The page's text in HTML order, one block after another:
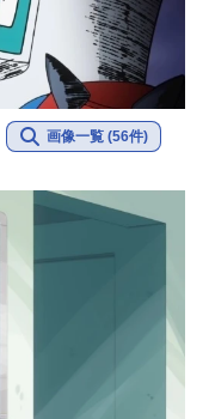
画像一覧 (56件)